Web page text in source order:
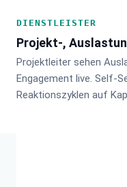
DIENSTLEISTER
Projekt-,
Projektleiter sehen
Engagement live. Self-
Reaktionszyklen auf